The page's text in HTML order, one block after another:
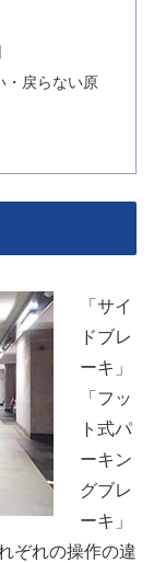
・戻らない原
「サイ
ドブレ
ーキ」
「フッ
ト式パ
ーキン
グブレ
ーキ」
ぞれの操作の違